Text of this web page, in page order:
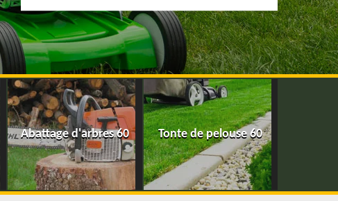
Abattage d'arbres 60 Tonte de pelouse 60